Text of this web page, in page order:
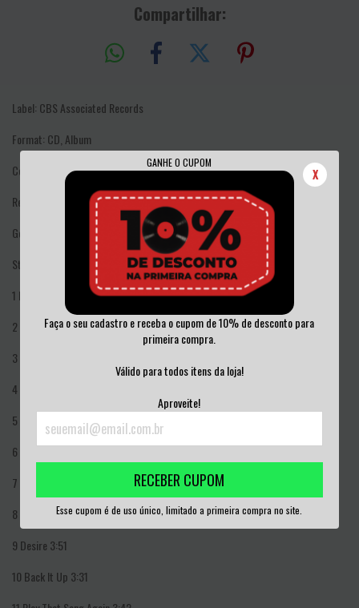
GANHE O CUPOM
X
Faça o seu cadastro e receba o cupom de 10% de desconto para
primeira compra.
Válido para todos itens da loja!
Aproveite!
RECEBER CUPOM
Esse cupom é de uso único, limitado a primeira compra no site.
Compartilhar:
Label: CBS Associated Records
Format: CD, Album
Country: US
Released: 1988
Genre: Rock
Style: Hard Rock
1 I Hate Myself For Loving You 4:06
2
Ridin' With James Dean 3:17
3
4
5
I Wanna Be Your Dog 5:12
6
7
8
Just Like In The Movies 3:05
9 Desire 3:51
10 Back It Up 3:31